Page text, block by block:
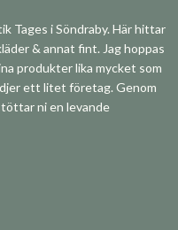
Tages i Söndraby. Här hittar
& annat fint. Jag hoppas
produkter lika mycket som
ett litet företag. Genom
ni en levande